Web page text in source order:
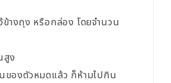
างถุง หรือกล่อง โดยจำนวน
สูง
ของตัวหมดแล้ว ก็ห้ามไปกิน